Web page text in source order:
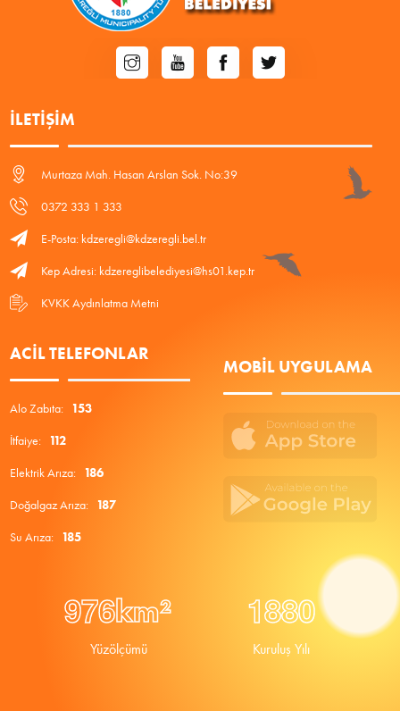
İLETIŞIM
Murtaza Mah. Hasan Arslan Sok. No:39
0372 333 1 333
E-Posta: kdzeregli@kdzeregli.bel.tr
Kep Adresi: kdzereglibelediyesi@hs01.kep.tr
KVKK Aydınlatma Metni
ACIL TELEFONLAR
Alo Zabıta: 153
İtfaiye: 112
Elektrik Arıza: 186
Doğalgaz Arıza: 187
Su Arıza: 185
MOBIL UYGULAMA
976km²
Yüzölçümü
1880
Kuruluş Yılı